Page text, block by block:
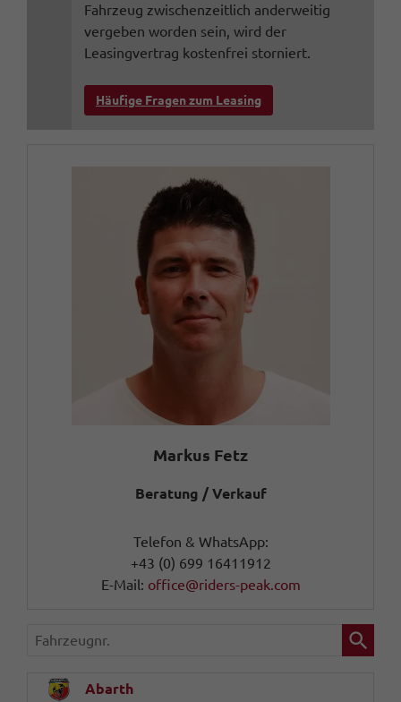
Fahrzeug zwischenzeitlich anderweitig
vergeben worden sein, wird der
Leasingvertrag kostenfrei storniert.
Häufige Fragen zum Leasing
Markus Fetz
Beratung / Verkauf
Telefon & WhatsApp:
+43 (0) 699 16411912
E-Mail: office@riders-peak.com
Fahrzeugnr.
Abarth